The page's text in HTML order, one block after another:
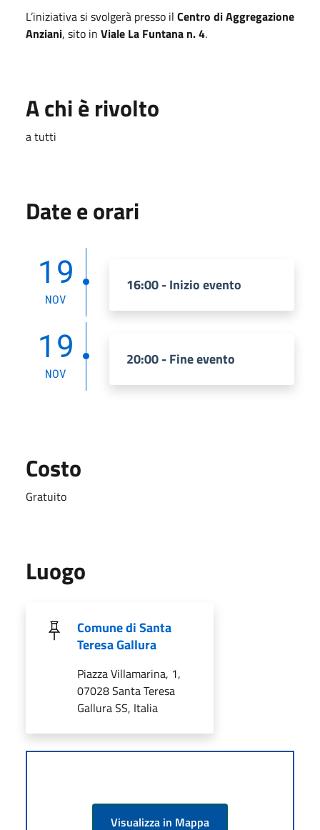
L’iniziativa si svolgerà presso il Centro di Aggregazione
Anziani, sito in Viale La Funtana n. 4.
A chi è rivolto
a tutti
Date e orari
19
NOV
16:00 - Inizio evento
19
NOV
20:00 - Fine evento
Costo
Gratuito
Luogo
Comune di Santa
Teresa Gallura
Piazza Villamarina, 1,
07028 Santa Teresa
Gallura SS, Italia
Visualizza in Mappa